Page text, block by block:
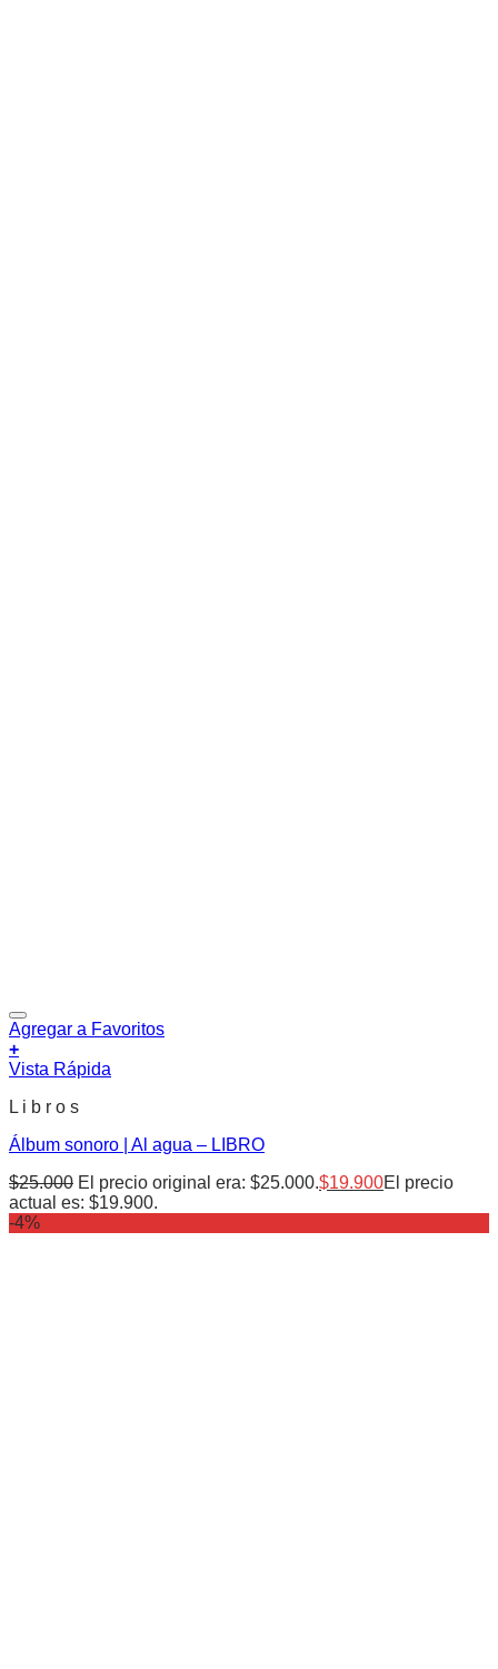
Agregar a Favoritos
+
Vista Rápida
L i b r o s
Álbum sonoro | Al agua – LIBRO
$25.000 El precio original era: $25.000.$19.900El precio
actual es: $19.900.
-4%